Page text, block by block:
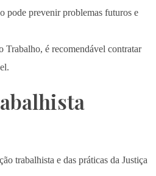
pode prevenir problemas futuros e
Trabalho, é recomendável contratar
trabalhista e das práticas da Justiça